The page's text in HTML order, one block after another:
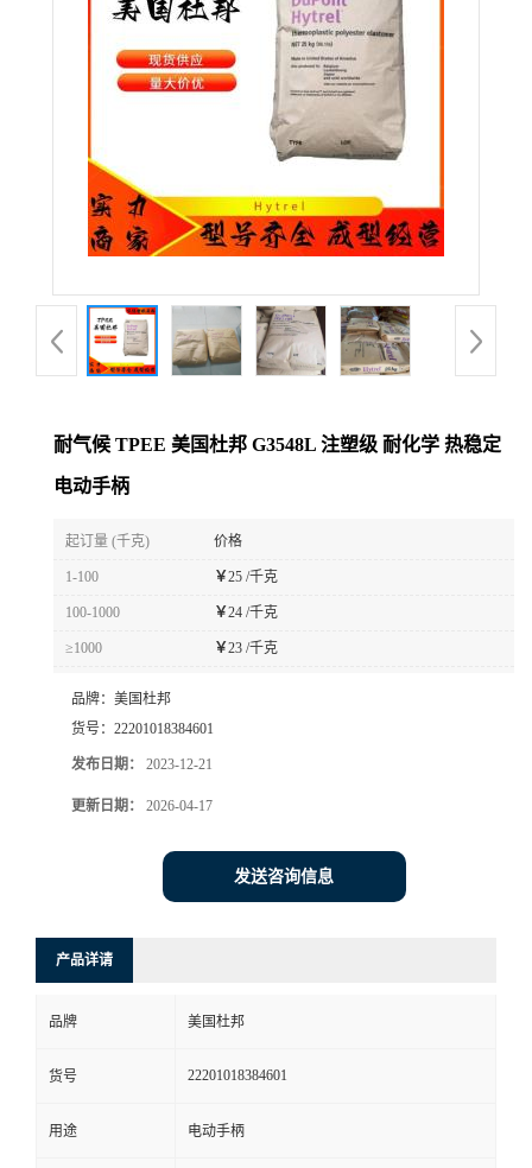
品
展
留
言
耐气候 TPEE 美国杜邦 G3548L 注塑级 耐化学 热稳定
电动手柄
起订量 (千克) 价格
1-100 ￥25 /千克
100-1000 ￥24 /千克
≥1000 ￥23 /千克
品牌： 美国杜邦
货号： 22201018384601
发布日期： 2023-12-21
更新日期： 2026-04-17
发送咨询信息
产品详请
品牌 美国杜邦
货号 22201018384601
用途 电动手柄